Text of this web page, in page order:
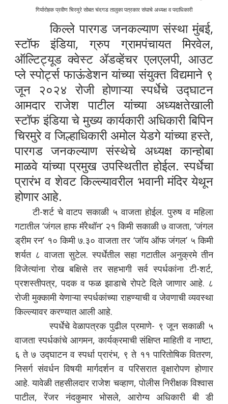
गिर्यारोहक प्रवीण चिरमुरे सोबत चंदगड तालुका पत्रकार संघाचे अध्यक्ष व पदाधिकारी
किल्ले पारगड जनकल्याण संस्था मुंबई,
स्टॉफ इंडिया, ग्रुप ग्रामपंचायत मिरवेल,
ऑल्टिट्यूड क्वेस्ट ॲडव्हेंचर एलएलपी, आउट
प्ले स्पोर्ट्स फाऊंडेशन यांच्या संयुक्त विद्यमाने ९
जून २०२४ रोजी होणाऱ्या स्पर्धेचे उद्घाटन
आमदार राजेश पाटील यांच्या अध्यक्षतेखाली
स्टॉफ इंडिया चे मुख्य कार्यकारी अधिकारी बिपिन
चिरमुरे व जिल्हाधिकारी अमोल येडगे यांच्या हस्ते,
पारगड जनकल्याण संस्थेचे अध्यक्ष कान्होबा
माळवे यांच्या प्रमुख उपस्थितीत होईल. स्पर्धेचा
प्रारंभ व शेवट किल्ल्यावरील भवानी मंदिर येथून
होणार आहे.
टी-शर्ट चे वाटप सकाळी ५ वाजता होईल. पुरुष व महिला
गटातील ‘जंगल हाफ मॅरेथॉन’ २१ किमी सकाळी ७ वाजता, ‘जंगल
ड्रीम रन’ १० किमी ७.३० वाजता तर ‘जॉय ऑफ जंगल’ ५ किमी
शर्यत ८ वाजता सुटेल. स्पर्धेतील सहा गटातील अनुक्रमे तीन
विजेत्यांना रोख बक्षिसे तर सहभागी सर्व स्पर्धकांना टी-शर्ट,
प्रशस्तीपत्र, पदक व फळ झाडाचे रोपटे दिले जाणार आहे. ८
रोजी मुक्कामी येणाऱ्या स्पर्धकांच्या राहण्याची व जेवणाची व्यवस्था
किल्ल्यावर करण्यात आली आहे.
स्पर्धेचे वेळापत्रक पुढील प्रमाणे- ९ जून सकाळी ५
वाजता स्पर्धकांचे आगमन, कार्यक्रमाची संक्षिप्त माहिती व नाष्टा,
६ ते ७ उद्घाटन व स्पर्धा प्रारंभ, ९ ते ११ पारितोषिक वितरण,
निसर्ग संवर्धन विषयी मार्गदर्शन व परिसरात वृक्षारोपण होणार
आहे. यावेळी तहसीलदार राजेश चव्हाण, पोलीस निरीक्षक विश्वास
पाटील, रेंजर नंदकुमार भोसले, आरोग्य अधिकारी बी डी